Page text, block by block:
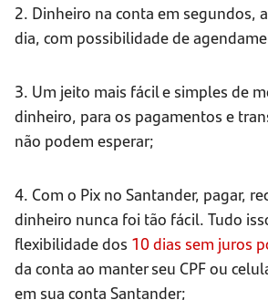
2. Dinheiro na conta em segundos,
dia, com possibilidade de
3. Um jeito mais fácil e simples de
dinheiro, para os pagamentos e
não podem esperar;
4. Com o Pix no Santander, pagar,
dinheiro nunca foi tão fácil. Tudo
flexibilidade dos 10 dias sem juros
da conta ao manter seu CPF ou
em sua conta Santander;